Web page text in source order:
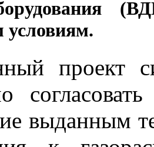
условиям.
проект
выданным